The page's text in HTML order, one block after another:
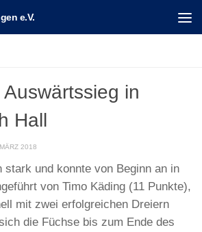
e.V.
in
Hall
2018
stark und konnte von Beginn an in
von Timo Käding (11 Punkte),
mit zwei erfolgreichen Dreiern
die Füchse bis zum Ende des